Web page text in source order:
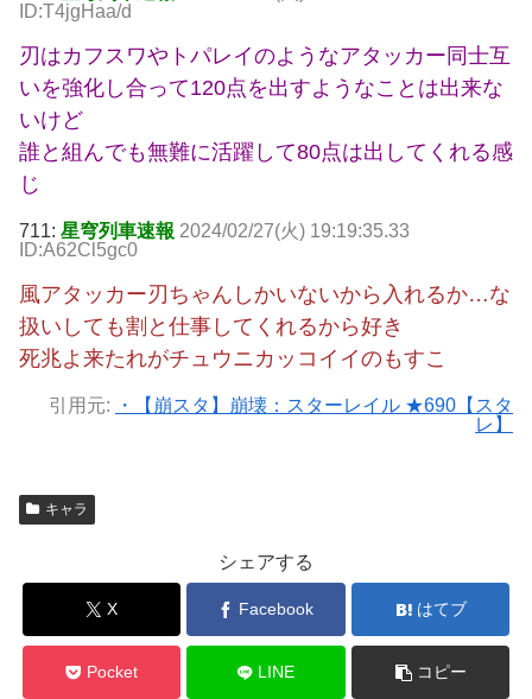
ID:T4jgHaa/d
刃はカフスワやトパレイのようなアタッカー同士互
いを強化し合って120点を出すようなことは出来な
いけど
誰と組んでも無難に活躍して80点は出してくれる感
じ
711: 星穹列車速報 2024/02/27(火) 19:19:35.33
ID:A62Cl5gc0
風アタッカー刃ちゃんしかいないから入れるか…な
扱いしても割と仕事してくれるから好き
死兆よ来たれがチュウニカッコイイのもすこ
引用元:
・【崩スタ】崩壊：スターレイル ★690【スタ
レ】
キャラ
シェアする
X Facebook はてブ
Pocket LINE コピー